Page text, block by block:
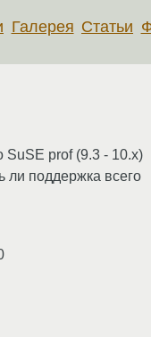
Галерея Статьи
SuSE prof (9.3 - 10.x)
ли поддержка всего